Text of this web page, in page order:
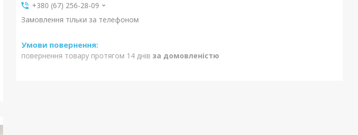
+380 (67) 256-28-09
Замовлення тільки за телефоном
повернення товару протягом 14 днів за домовленістю